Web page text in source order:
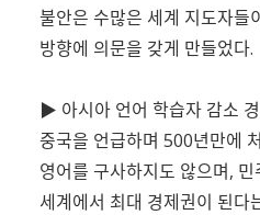
불안은 수많은 세계 지도자들
방향에 의문을 갖게 만들었다.
▶ 아시아 언어 학습자 감소
중국을 언급하며 500년만에
영어를 구사하지도 않으며,
세계에서 최대 경제권이 된다